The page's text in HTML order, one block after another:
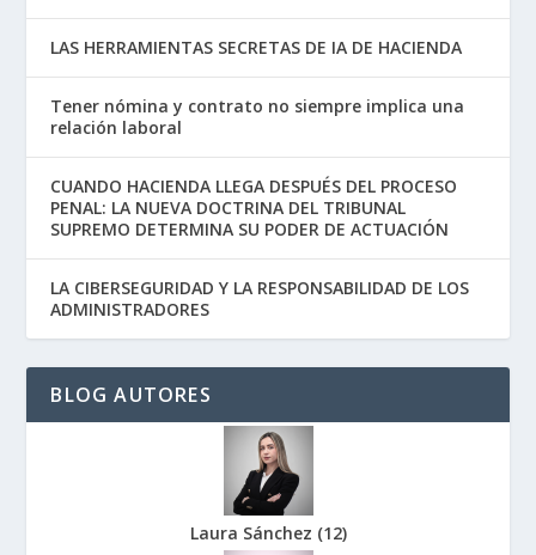
LAS HERRAMIENTAS SECRETAS DE IA DE HACIENDA
Tener nómina y contrato no siempre implica una
relación laboral
CUANDO HACIENDA LLEGA DESPUÉS DEL PROCESO
PENAL: LA NUEVA DOCTRINA DEL TRIBUNAL
SUPREMO DETERMINA SU PODER DE ACTUACIÓN
LA CIBERSEGURIDAD Y LA RESPONSABILIDAD DE LOS
ADMINISTRADORES
BLOG AUTORES
Laura Sánchez (12)